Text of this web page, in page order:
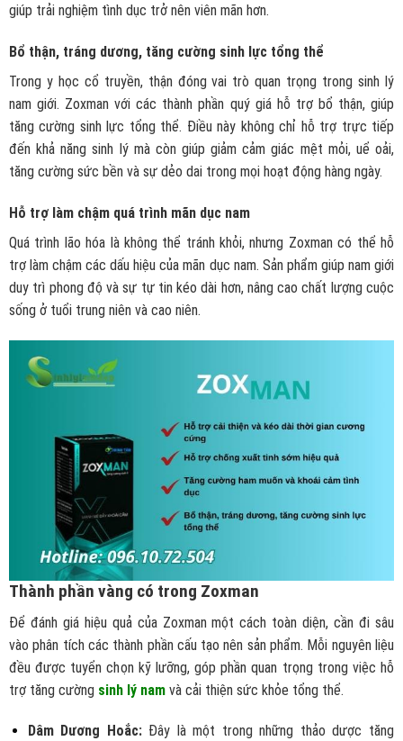
giúp trải nghiệm tình dục trở nên viên mãn hơn.
Bổ thận, tráng dương, tăng cường sinh lực tổng thể
Trong y học cổ truyền, thận đóng vai trò quan trọng trong sinh lý
nam giới. Zoxman với các thành phần quý giá hỗ trợ bổ thận, giúp
tăng cường sinh lực tổng thể. Điều này không chỉ hỗ trợ trực tiếp
đến khả năng sinh lý mà còn giúp giảm cảm giác mệt mỏi, uể oải,
tăng cường sức bền và sự dẻo dai trong mọi hoạt động hàng ngày.
Hỗ trợ làm chậm quá trình mãn dục nam
Quá trình lão hóa là không thể tránh khỏi, nhưng Zoxman có thể hỗ
trợ làm chậm các dấu hiệu của mãn dục nam. Sản phẩm giúp nam giới
duy trì phong độ và sự tự tin kéo dài hơn, nâng cao chất lượng cuộc
sống ở tuổi trung niên và cao niên.
Thành phần vàng có trong Zoxman
Để đánh giá hiệu quả của Zoxman một cách toàn diện, cần đi sâu
vào phân tích các thành phần cấu tạo nên sản phẩm. Mỗi nguyên liệu
đều được tuyển chọn kỹ lưỡng, góp phần quan trọng trong việc hỗ
trợ tăng cường sinh lý nam và cải thiện sức khỏe tổng thể.
Dâm Dương Hoắc:Đây là một trong những thảo dược tăng